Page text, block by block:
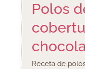
Polos
Receta de